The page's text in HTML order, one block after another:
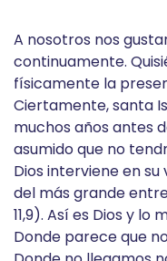
A nosotros nos
continuamente.
físicamente la
Ciertamente, santa
muchos años antes
asumido que no
Dios interviene en
del más grande
11,9). Así es Dios y lo
Donde parece que